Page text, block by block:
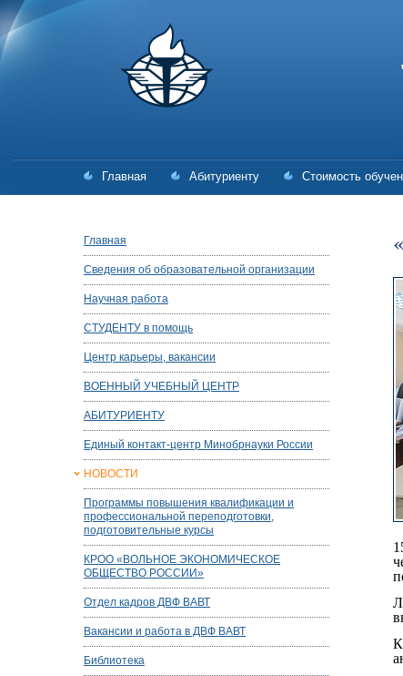
Главная Абитуриенту Стоимость
Главная
Сведения об образовательной организации
Научная работа
СТУДЕНТУ в помощь
Центр карьеры, вакансии
ВОЕННЫЙ УЧЕБНЫЙ ЦЕНТР
АБИТУРИЕНТУ
Единый контакт-центр Минобрнауки России
НОВОСТИ
Программы повышения квалификации и
профессиональной переподготовки,
подготовительные курсы
КРОО «ВОЛЬНОЕ ЭКОНОМИЧЕСКОЕ
ОБЩЕСТВО РОССИИ»
Отдел кадров ДВФ ВАВТ
Вакансии и работа в ДВФ ВАВТ
Библиотека